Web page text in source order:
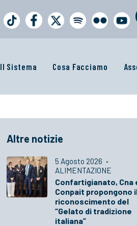
Il Sistema Cosa Facciamo
Altre notizie
5 Agosto 2026 ·
ALIMENTAZIONE
Confartigianato, Cna
Conpait propongono
riconoscimento del
“Gelato di tradizione
italiana”